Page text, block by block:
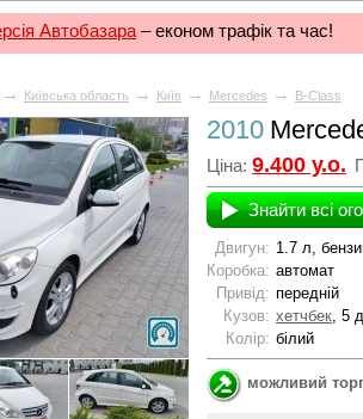
Автобазара – економ трафік та час!
→ Київська область → Київ → Mercedes → B-Class
2010
Ціна: 9.400 у.о.
Знайти всі
Двигун: 1.7 л,
Коробка: автомат
Привід: передній
Кузов: хетчбек, 5
Колір: білий
можливий торг